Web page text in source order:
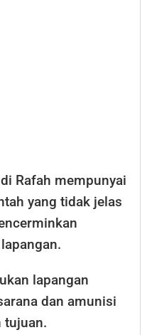
Rafah mempunyai
yang tidak jelas
lapangan
dan amunisi
tujuan.